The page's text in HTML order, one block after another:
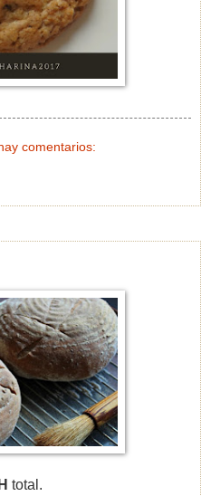
comentarios:
H total.